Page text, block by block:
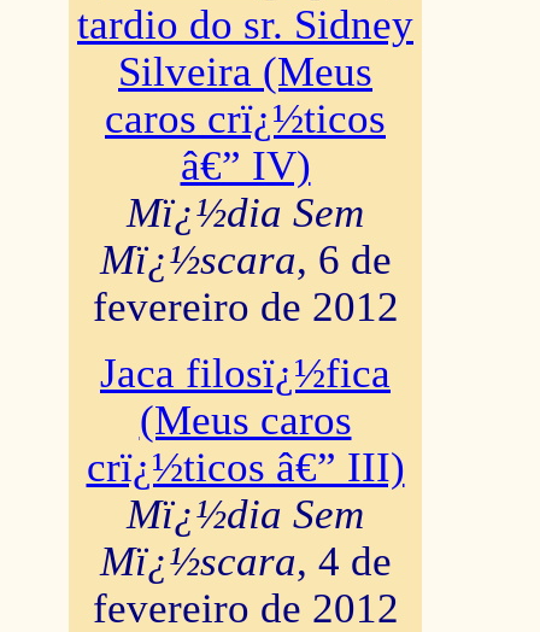
tardio do sr. Sidney
Silveira (Meus
caros crï¿½ticos
â€” IV)
Mï¿½dia Sem
Mï¿½scara, 6 de
fevereiro de 2012
Jaca filosï¿½fica
(Meus caros
crï¿½ticos â€” III)
Mï¿½dia Sem
Mï¿½scara, 4 de
fevereiro de 2012